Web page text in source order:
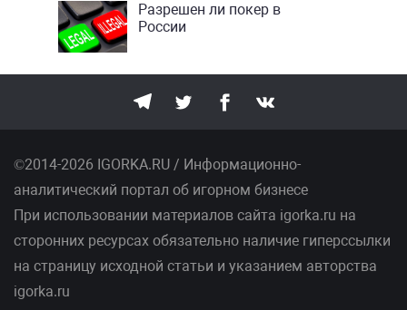
Разрешен ли покер в
России
©2014-2026 IGORKA.RU / Информационно-
аналитический портал об игорном бизнесе
При использовании материалов сайта igorka.ru на
сторонних ресурсах обязательно наличие гиперссылки
на страницу исходной статьи и указанием авторства
igorka.ru